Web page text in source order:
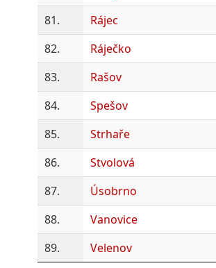
81.
Rájec
82.
Ráječko
83.
Rašov
84.
Spešov
85.
Strhaře
86.
Stvolová
87.
Úsobrno
88.
Vanovice
89.
Velenov